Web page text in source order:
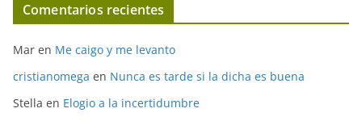
Comentarios recientes
Mar en Me caigo y me levanto
cristianomega en Nunca es tarde si la dicha es buena
Stella en Elogio a la incertidumbre